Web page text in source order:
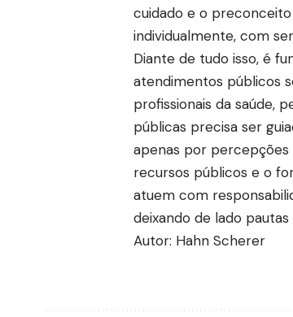
cuidado e o preconceito
individualmente, com
Diante de tudo isso, é
atendimentos públicos
profissionais da saúde,
públicas precisa ser
apenas por percepções
recursos públicos e o
atuem com
deixando de lado pautas
Autor: Hahn Scherer